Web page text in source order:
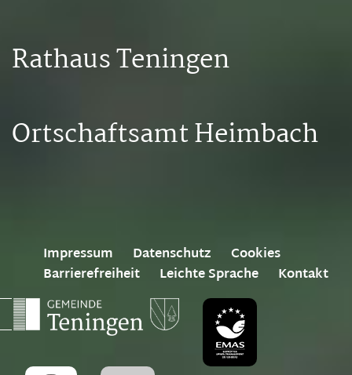
Rathaus Teningen
Ortschaftsamt Heimbach
Impressum Datenschutz
Cookies
Barrierefreiheit
Leichte Sprache Kontakt